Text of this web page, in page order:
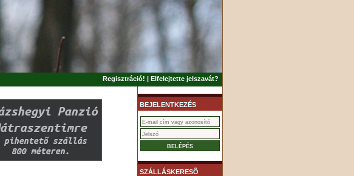
Regisztráció! | Elfelejtette jelszavát?
BEJELENTKEZÉS
SZÁLLÁSKERESÕ